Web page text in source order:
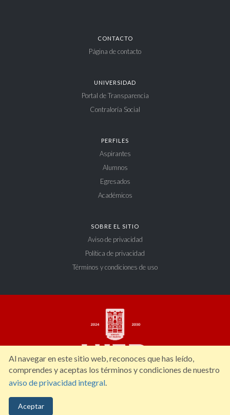
CONTACTO
Página de contacto
UNIVERSIDAD
Portal de Transparencia
Contraloría Social
PERFILES
Aspirantes
Alumnos
Egresados
Académicos
SOBRE EL SITIO
Aviso de privacidad
Política de privacidad
Términos y condiciones de uso
Constitución 404 Sur, Zona Centro. C.P. 34000, Durango, Dgo. México. Tel: (618)
Al navegar en este sitio web, reconoces que has leído,
comprendes y aceptas los términos y condiciones de nuestro
aviso de privacidad integral.
Aceptar